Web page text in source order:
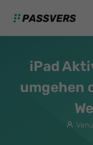
iPad
umgehen